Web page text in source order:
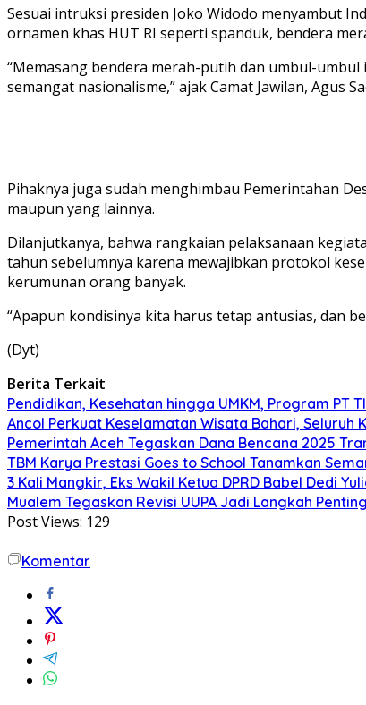
Sesuai intruksi presiden Joko Widodo menyambut
ornamen khas HUT RI seperti spanduk, bendera
“Memasang bendera merah-putih dan umbul-
semangat nasionalisme,” ajak Camat Jawilan, Agus
Pihaknya juga sudah menghimbau Pemerintahan
maupun yang lainnya.
Dilanjutkanya, bahwa rangkaian pelaksanaan
tahun sebelumnya karena mewajibkan protokol
kerumunan orang banyak.
“Apapun kondisinya kita harus tetap antusias, dan
(Dyt)
Berita Terkait
Pendidikan, Kesehatan hingga UMKM, Program PT
Ancol Perkuat Keselamatan Wisata Bahari, Seluruh
Pemerintah Aceh Tegaskan Dana Bencana 2025
TBM Karya Prestasi Goes to School Tanamkan
3 Kali Mangkir, Eks Wakil Ketua DPRD Babel Dedi
Mualem Tegaskan Revisi UUPA Jadi Langkah
Post Views: 129
Komentar